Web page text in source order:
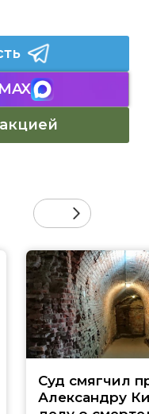
Суд смягчил
Александру